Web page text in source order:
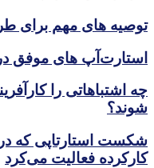
توصیه های مهم برای
استارت‌آپ های موفق در
چه اشتباهاتی را
شوند؟
شکست استارتاپی که
کارکرده فعالیت می‌کرد